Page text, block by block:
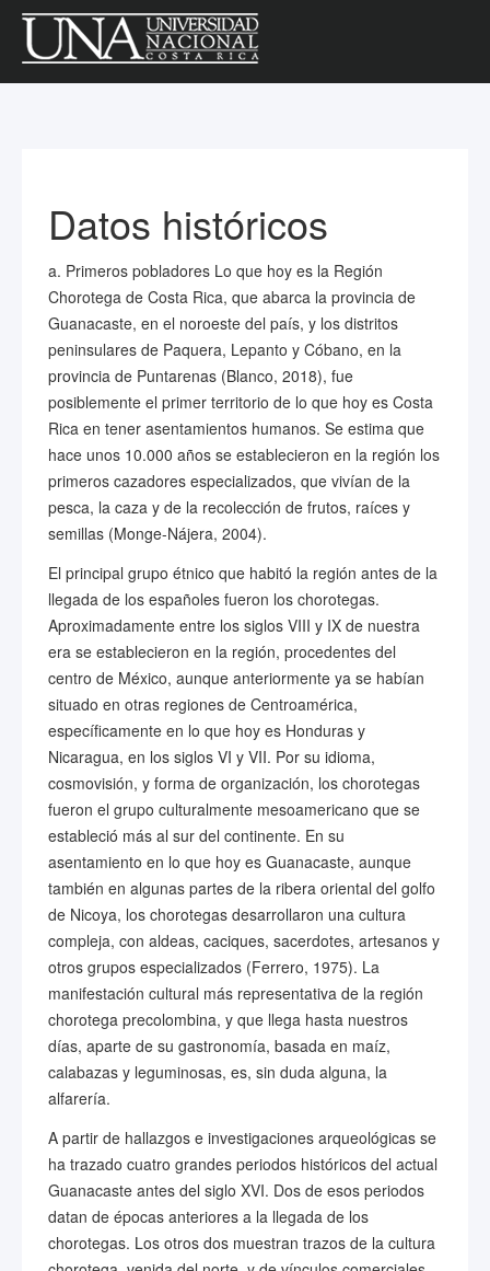
Datos históricos
a. Primeros pobladores Lo que hoy es la Región
Chorotega de Costa Rica, que abarca la provincia de
Guanacaste, en el noroeste del país, y los distritos
peninsulares de Paquera, Lepanto y Cóbano, en la
provincia de Puntarenas (Blanco, 2018), fue
posiblemente el primer territorio de lo que hoy es Costa
Rica en tener asentamientos humanos. Se estima que
hace unos 10.000 años se establecieron en la región los
primeros cazadores especializados, que vivían de la
pesca, la caza y de la recolección de frutos, raíces y
semillas (Monge-Nájera, 2004).
El principal grupo étnico que habitó la región antes de la
llegada de los españoles fueron los chorotegas.
Aproximadamente entre los siglos VIII y IX de nuestra
era se establecieron en la región, procedentes del
centro de México, aunque anteriormente ya se habían
situado en otras regiones de Centroamérica,
específicamente en lo que hoy es Honduras y
Nicaragua, en los siglos VI y VII. Por su idioma,
cosmovisión, y forma de organización, los chorotegas
fueron el grupo culturalmente mesoamericano que se
estableció más al sur del continente. En su
asentamiento en lo que hoy es Guanacaste, aunque
también en algunas partes de la ribera oriental del golfo
de Nicoya, los chorotegas desarrollaron una cultura
compleja, con aldeas, caciques, sacerdotes, artesanos y
otros grupos especializados (Ferrero, 1975). La
manifestación cultural más representativa de la región
chorotega precolombina, y que llega hasta nuestros
días, aparte de su gastronomía, basada en maíz,
calabazas y leguminosas, es, sin duda alguna, la
alfarería.
A partir de hallazgos e investigaciones arqueológicas se
ha trazado cuatro grandes periodos históricos del actual
Guanacaste antes del siglo XVI. Dos de esos periodos
datan de épocas anteriores a la llegada de los
chorotegas. Los otros dos muestran trazos de la cultura